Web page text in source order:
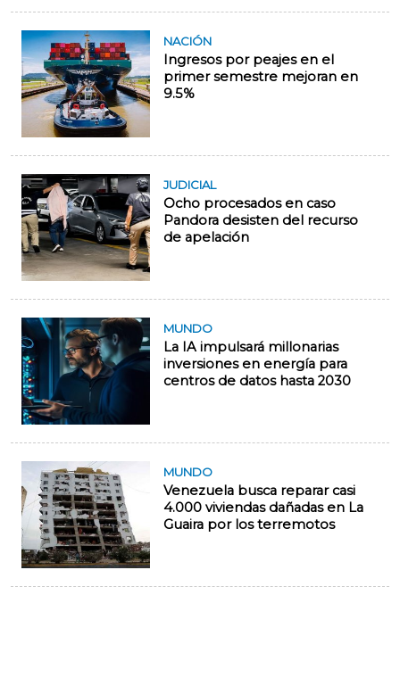
NACIÓN
Ingresos por peajes en el
primer semestre mejoran en
9.5%
JUDICIAL
Ocho procesados en caso
Pandora desisten del recurso
de apelación
MUNDO
La IA impulsará millonarias
inversiones en energía para
centros de datos hasta 2030
MUNDO
Venezuela busca reparar casi
4.000 viviendas dañadas en La
Guaira por los terremotos